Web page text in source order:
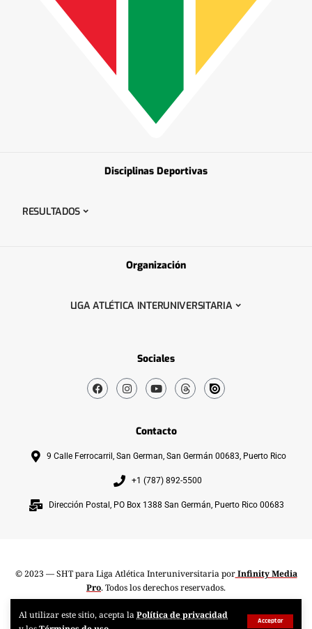
Al utilizar este sitio, acepta la Política de privacidad
Acceptar
Disciplinas Deportivas
RESULTADOS
Organización
LIGA ATLÉTICA INTERUNIVERSITARIA
Sociales
Contacto
9 Calle Ferrocarril, San German, San Germán 00683, Puerto Rico
+1 (787) 892-5500
Dirección Postal, PO Box 1388 San Germán, Puerto Rico 00683
© 2023 — SHT para Liga Atlética Interuniversitaria porInfinity Media
Pro. Todos los derechos reservados.